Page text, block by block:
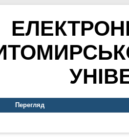
Перегляд